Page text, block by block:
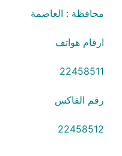
محافظة : العاصمة
ارقام هواتف
22458511
رقم الفاكس
22458512